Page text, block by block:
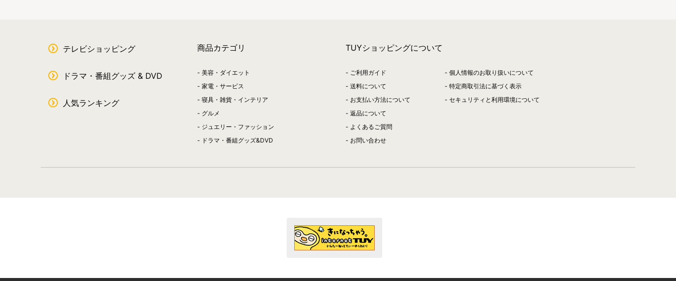
テレビショッピング
ドラマ・番組グッズ & DVD
人気ランキング
商品カテゴリ
美容・ダイエット
家電・サービス
寝具・雑貨・インテリア
グルメ
ジュエリー・ファッション
ドラマ・番組グッズ&DVD
TUYショッピングについて
ご利用ガイド
送料について
お支払い方法について
返品について
よくあるご質問
お問い合わせ
個人情報のお取り扱いについて
特定商取引法に基づく表示
セキュリティと利用環境について